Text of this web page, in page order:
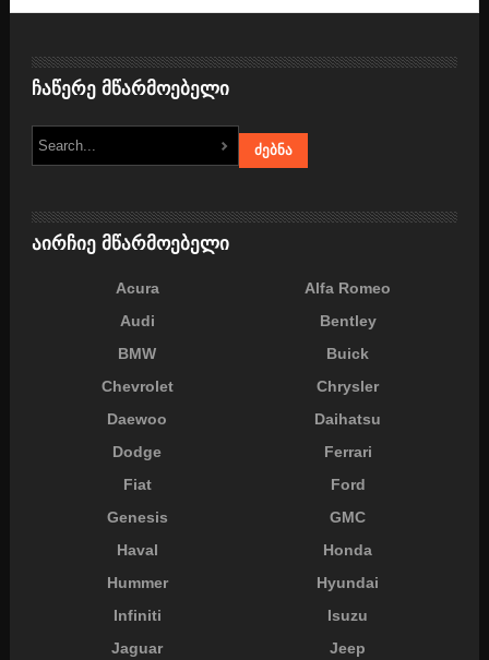
ჩაწერე მწარმოებელი
აირჩიე მწარმოებელი
Acura
Alfa Romeo
Audi
Bentley
BMW
Buick
Chevrolet
Chrysler
Daewoo
Daihatsu
Dodge
Ferrari
Fiat
Ford
Genesis
GMC
Haval
Honda
Hummer
Hyundai
Infiniti
Isuzu
Jaguar
Jeep